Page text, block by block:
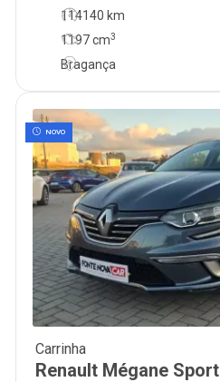
114140 km
1197cm3
Bragança
NOVO
Carrinha
Renault Mégane Sport